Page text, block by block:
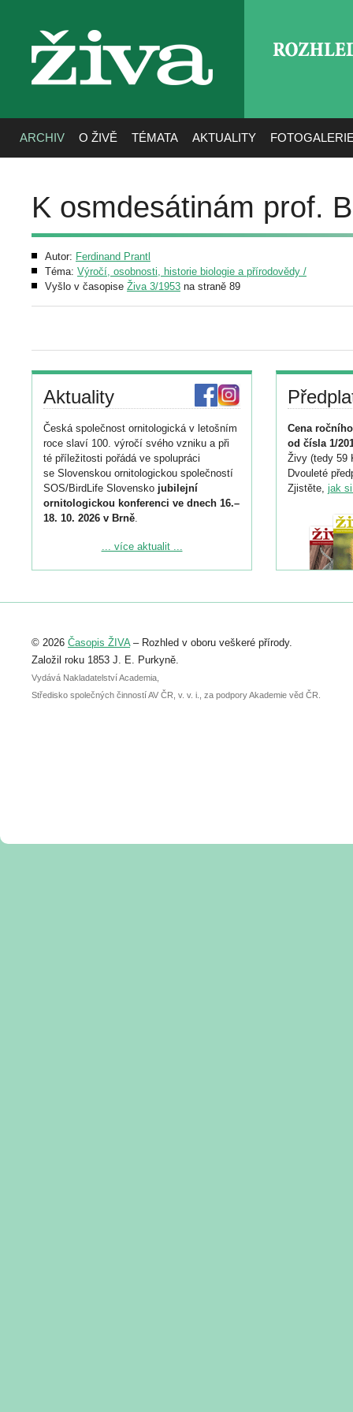
živa
ARCHIV O ŽIVĚ TÉMATA AKTUALITY
K osmdesátinám prof.
Autor: Ferdinand Prantl
Téma: Výročí, osobnosti, historie biologie a přírodovědy /
Vyšlo v časopise Živa 3/1953 na straně 89
Aktuality
Česká společnost ornitologická v letošním
roce slaví 100. výročí svého vzniku a při
té příležitosti pořádá ve spolupráci
se Slovenskou ornitologickou společností
SOS/BirdLife Slovensko jubilejní
ornitologickou konferenci ve dnech 16.–
18. 10. 2026 v Brně.
Podrobnější informace ke konferenci
Registrovat se můžete do 6. září.
abstraktu přihlášené přednášky nebo
posteru je už 30. června.
... více aktualit ...
Cena
od čísla 1/
Živy (tedy 59
Dvouleté
Zjistěte, jak
© 2026 Časopis ŽIVA– Rozhled v oboru veškeré přírody.
Založil roku 1853 J. E. Purkyně.
Vydává Nakladatelství Academia,
Středisko společných činností AV ČR, v. v. i., za podpory Akademie věd ČR.